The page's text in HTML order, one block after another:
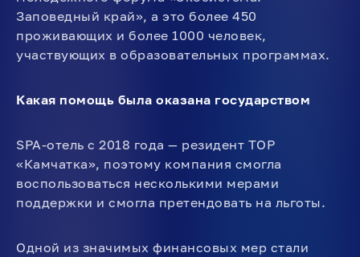
Заповедный край», а это более 450
проживающих и более 1000 человек,
участвующих в образовательных программах.
Какая помощь была оказана государством
SPA-отель с 2018 года — резидент ТОР
«Камчатка», поэтому компания смогла
воспользоваться несколькими мерами
поддержки и смогла претендовать на льготы.
Одной из значимых финансовых мер стали